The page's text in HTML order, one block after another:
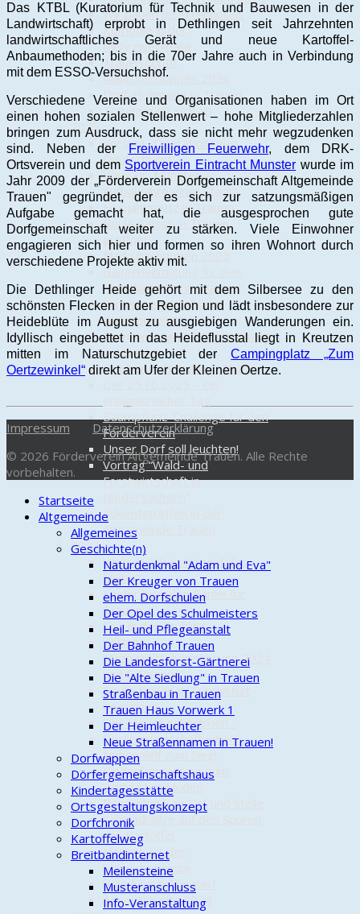
Wir bauen Insektenhotels
Komödie in der
Mehrzweckhalle
Trauen hüpft!
Maifrühschoppen 2026
Dorf-Flohmarkt in Trauen
Trauen kühlt sich ab
2025
Vortrag "Operationsplan
Deutschland"
Vortrag „Munster –
Aufbaujahre einer Stadt“
Frühjahrsputz in Trauen
Boule-Saison in Trauen
eröffnet
Maifrühschoppen 2025
Baugenehmigung für den
Mobilfunkturm in Trauen
Sonnensegel auf dem
Waldspielplatz
Teilnahme am Schützenumzug
in Munster
Familien-Fahrradtour 2025
Baumpflanz-Challenge für den
Förderverein
Unser Dorf soll leuchten!
Vortrag “Wald- und
Forstwirtschaft in
Adventstreffen in der
Altgemeinde Trauen
2024
Vortrag "Munster und das
Militär"
Kinder bemalen Bänke für
Trauen
Chic in den Frühling
Vortrag
"Arzneimittelversorgung 2024
und E-Rezept"
Boule-Saison in Trauen hat
begonnen
Der Mai ist gekommen…
Dorfgemeinschaft jubelt
Nationalelf zum Sieg!
Kinderfahrradtour zum
Wildpark in Müden
Piratenbank an Ort und Stelle
Fahrradrallye auf den Spuren
der Kartoffel
Herbst auf der
Streuobstwiese
Was für ein Theater!
Adventstreffs 2024
Das KTBL (Kuratorium für Technik und Bauwesen in der
Landwirtschaft) erprobt in Dethlingen seit Jahrzehnten
landwirtschaftliches Gerät und neue Kartoffel-
Anbaumethoden; bis in die 70er Jahre auch in Verbindung
mit dem ESSO-Versuchshof.
Verschiedene Vereine und Organisationen haben im Ort
einen hohen sozialen Stellenwert – hohe Mitgliederzahlen
bringen zum Ausdruck, dass sie nicht mehr wegzudenken
sind. Neben der
Freiwilligen Feuerwehr, dem DRK-
Ortsverein und dem Sportverein Eintracht Munster wurde im
Jahr 2009 der „Förderverein Dorfgemeinschaft Altgemeinde
Trauen" gegründet, der es sich zur satzungsmäßigen
Aufgabe gemacht hat, die ausgesprochen gute
Dorfgemeinschaft weiter zu stärken. Viele Einwohner
engagieren sich hier und formen so ihren Wohnort durch
verschiedene Projekte aktiv mit.
Die Dethlinger Heide gehört mit dem Silbersee zu den
schönsten Flecken in der Region und lädt insbesondere zur
Heideblüte im August zu ausgiebigen Wanderungen ein.
Idyllisch eingebettet in das Heideflusstal liegt in Kreutzen
mitten im Naturschutzgebiet derCampingplatz „Zum
Oertzewinkel“ direkt am Ufer der Kleinen Oertze.
Impressum
Datenschutzerklärung
© 2026 Förderverein Altgemeinde Trauen. Alle Rechte
vorbehalten.
Startseite
Altgemeinde
Allgemeines
Geschichte(n)
Naturdenkmal "Adam und Eva"
Der Kreuger von Trauen
ehem. Dorfschulen
Der Opel des Schulmeisters
Heil- und Pflegeanstalt
Der Bahnhof Trauen
Die Landesforst-Gärtnerei
Die "Alte Siedlung" in Trauen
Straßenbau in Trauen
Trauen Haus Vorwerk 1
Der Heimleuchter
Neue Straßennamen in Trauen!
Dorfwappen
Dörfergemeinschaftshaus
Kindertagesstätte
Ortsgestaltungskonzept
Dorfchronik
Kartoffelweg
Breitbandinternet
Meilensteine
Musteranschluss
Info-Veranstaltung